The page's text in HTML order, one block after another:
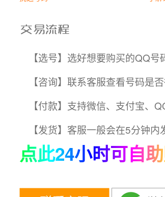
【选号】选好想要购买的QQ号
【咨询】联系客服查看号码是否
【付款】支持微信、支付宝、
【发货】客服一般会在5分钟内
点此24小时可自